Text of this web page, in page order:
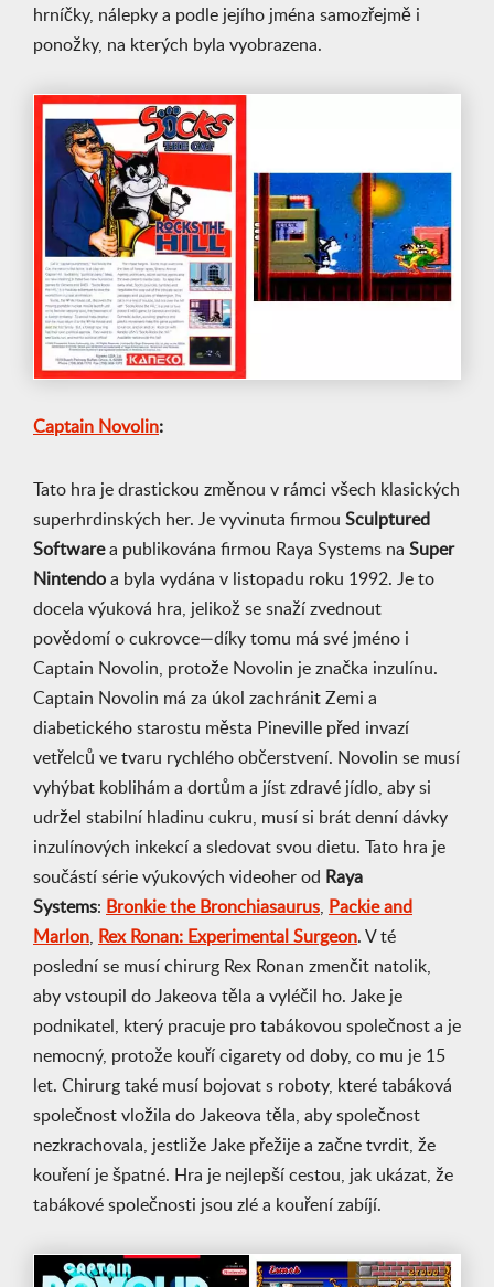
hrníčky, nálepky a podle jejího jména samozřejmě i
ponožky, na kterých byla vyobrazena.
Captain Novolin:
Tato hra je drastickou změnou v rámci všech klasických
superhrdinských her. Je vyvinuta firmou Sculptured
Softwarea publikována firmou Raya Systems na Super
Nintendo a byla vydána v listopadu roku 1992. Je to
docela výuková hra, jelikož se snaží zvednout
povědomí o cukrovce—díky tomu má své jméno i
Captain Novolin, protože Novolin je značka inzulínu.
Captain Novolin má za úkol zachránit Zemi a
diabetického starostu města Pineville před invazí
vetřelců ve tvaru rychlého občerstvení. Novolin se musí
vyhýbat koblihám a dortům a jíst zdravé jídlo, aby si
udržel stabilní hladinu cukru, musí si brát denní dávky
inzulínových inkekcí a sledovat svou dietu. Tato hra je
součástí série výukových videoher od Raya
Systems: Bronkie the Bronchiasaurus, Packie and
Marlon, Rex Ronan: Experimental Surgeon. V té
poslední se musí chirurg Rex Ronan zmenčit natolik,
aby vstoupil do Jakeova těla a vyléčil ho. Jake je
podnikatel, který pracuje pro tabákovou společnost a je
nemocný, protože kouří cigarety od doby, co mu je 15
let. Chirurg také musí bojovat s roboty, které tabáková
společnost vložila do Jakeova těla, aby společnost
nezkrachovala, jestliže Jake přežije a začne tvrdit, že
kouření je špatné. Hra je nejlepší cestou, jak ukázat, že
tabákové společnosti jsou zlé a kouření zabíjí.